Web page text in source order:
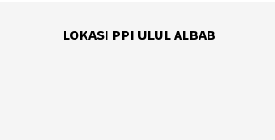
LOKASI PPI ULUL ALBAB